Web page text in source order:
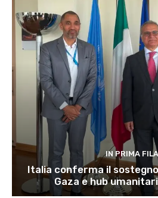
IN PRIMA FILA
Italia conferma il
Gaza e hub